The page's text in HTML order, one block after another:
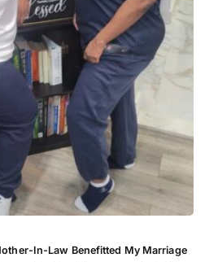
In-Law Benefitted My Marriage